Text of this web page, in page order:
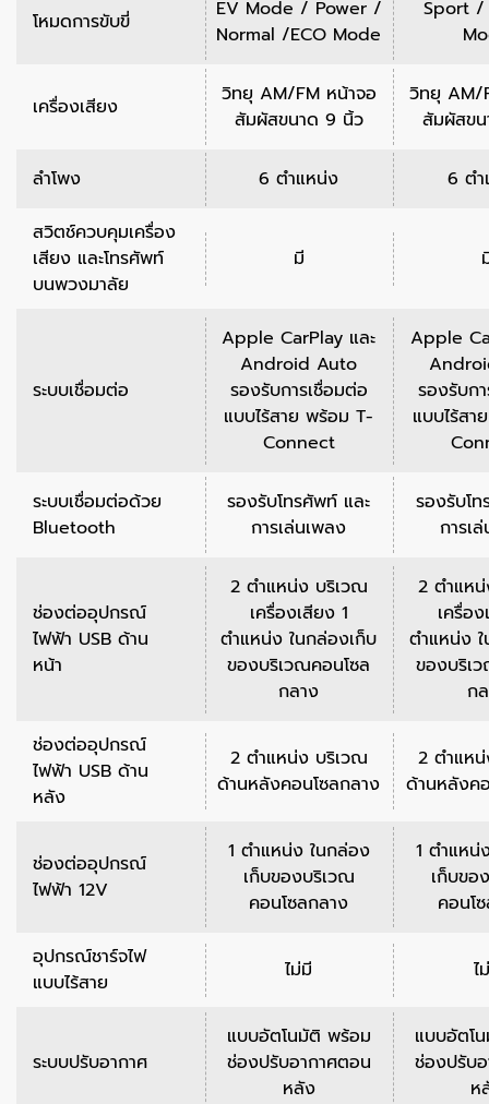
โหมดการขับขี่
EV Mode / Power /
Normal /ECO Mode
Sport /
เครื่องเสียง
วิทยุ AM/FM หน้าจอ
สัมผัสขนาด 9 นิ้ว
วิทยุ AM/
สัมผัสข
ลำโพง 6 ตำแหน่ง 6 ต
สวิตช์ควบคุมเครื่อง
เสียง และโทรศัพท์
บนพวงมาลัย
มี
ระบบเชื่อมต่อ
Apple CarPlay และ
Android Auto
รองรับการเชื่อมต่อ
แบบไร้สาย พร้อม T-
Connect
Apple
รองรับก
แบบไร้ส
ระบบเชื่อมต่อด้วย
Bluetooth
รองรับโทรศัพท์ และ
การเล่นเพลง
รองรับโ
การเ
ช่องต่ออุปกรณ์
ไฟฟ้า USB ด้าน
หน้า
2 ตำแหน่ง บริเวณ
เครื่องเสียง 1
ตำแหน่ง ในกล่องเก็บ
ของบริเวณคอนโซล
กลาง
2 ตำแห
เครื่อ
ตำแหน่ง
ของบริเ
ก
ช่องต่ออุปกรณ์
ไฟฟ้า USB ด้าน
หลัง
2 ตำแหน่ง บริเวณ
ด้านหลังคอนโซลกลาง
2 ตำแห
ด้านหลังค
ช่องต่ออุปกรณ์
ไฟฟ้า 12V
1 ตำแหน่ง ในกล่อง
เก็บของบริเวณ
คอนโซลกลาง
1 ตำแหน่
เก็บขอ
คอนโ
อุปกรณ์ชาร์จไฟ
แบบไร้สาย
ไม่มี ไ
ระบบปรับอากาศ
แบบอัตโนมัติ พร้อม
ช่องปรับอากาศตอน
หลัง
แบบอัตโ
ช่องปรับ
ห